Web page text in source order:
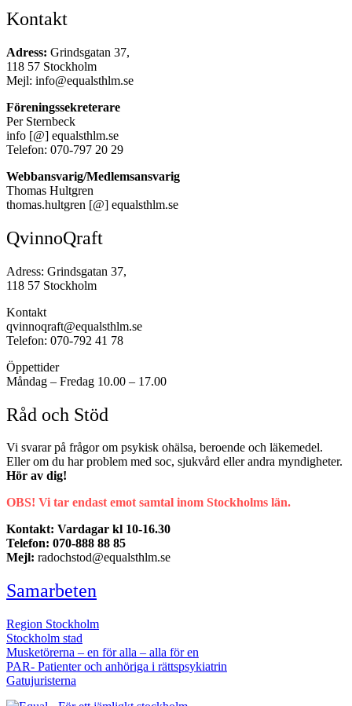
Kontakt
Adress: Grindsgatan 37,
118 57 Stockholm
Mejl: info@equalsthlm.se
Föreningssekreterare
Per Sternbeck
info [@] equalsthlm.se
Telefon: 070-797 20 29
Webbansvarig/Medlemsansvarig
Thomas Hultgren
thomas.hultgren [@] equalsthlm.se
QvinnoQraft
Adress: Grindsgatan 37,
118 57 Stockholm
Kontakt
qvinnoqraft@equalsthlm.se
Telefon: 070-792 41 78
Öppettider
Måndag – Fredag 10.00 – 17.00
Råd och Stöd
Vi svarar på frågor om psykisk ohälsa, beroende och läkemedel.
Eller om du har problem med soc, sjukvård eller andra myndigheter.
Hör av dig!
OBS! Vi tar endast emot samtal inom Stockholms län.
Kontakt: Vardagar kl 10-16.30
Telefon: 070-888 88 85
Mejl: radochstod@equalsthlm.se
Samarbeten
Region Stockholm
Stockholm stad
Musketörerna – en för alla – alla för en
PAR- Patienter och anhöriga i rättspsykiatrin
Gatujuristerna